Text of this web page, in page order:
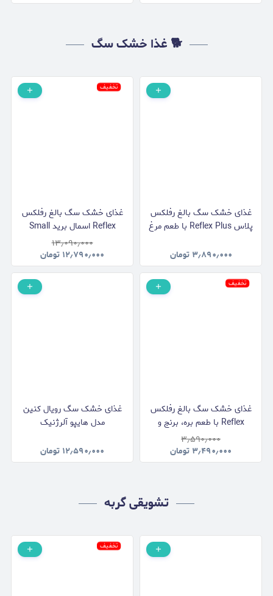
🐕 غذا خشک سگ
غذای خشک سگ بالغ رفلکس
پلاس Reflex Plus با طعم مرغ
۳٫۸۹۰٫۰۰۰ تومان
تخفیف
غذای خشک سگ بالغ رفلکس
Reflex اسمال برید Small
Breed با طعم مرغ و برنج وزن
15 کیلوگرم
۱۳٫۰۹۰٫۰۰۰
۱۲٫۷۹۰٫۰۰۰ تومان
تخفیف
غذای خشک سگ بالغ رفلکس
Reflex با طعم بره، برنج و
سبزیجات وزن 3 کیلوگرم
۳٫۵۹۰٫۰۰۰
۳٫۴۹۰٫۰۰۰ تومان
غذای خشک سگ رویال کنین
مدل هایپو آلرژنیک
کیلوگرم
۱۲٫۵۹۰٫۰۰۰ تومان
تشویقی گربه
تخفیف